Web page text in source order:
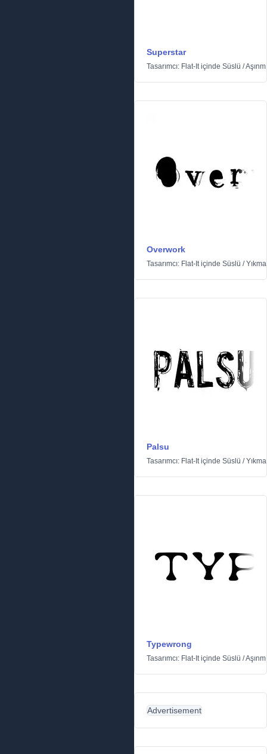
Superstar
Tasarımcı: Flat-Itiçinde Süslü /
Overwork
Tasarımcı: Flat-Itiçinde Süslü /
Palsu
Tasarımcı: Flat-Itiçinde Süslü /
Typewrong
Tasarımcı: Flat-Itiçinde Süslü /
Advertisement